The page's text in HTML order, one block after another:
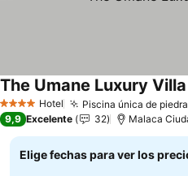
4 EstrellasHotel Piscina única de
The Umane Luxury
9,9 Excelente 32 Malaca
Elige fechas para ver los